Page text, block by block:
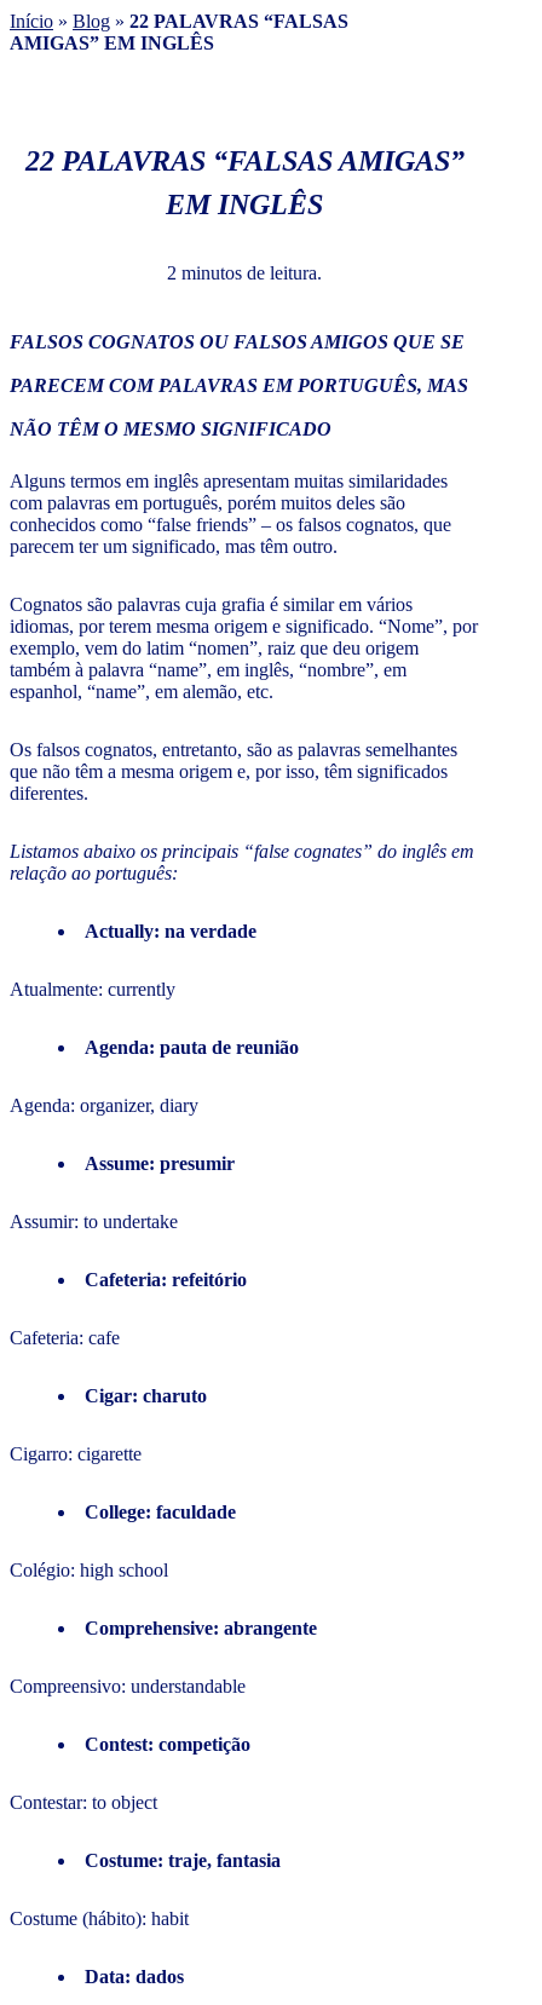
Início » Blog » 22 PALAVRAS “FALSAS
AMIGAS” EM INGLÊS
22 PALAVRAS “FALSAS AMIGAS”
EM INGLÊS
2 minutos de leitura.
FALSOS COGNATOS OU FALSOS AMIGOS QUE SE
PARECEM COM PALAVRAS EM PORTUGUÊS, MAS
NÃO TÊM O MESMO SIGNIFICADO
Alguns termos em inglês apresentam muitas similaridades
com palavras em português, porém muitos deles são
conhecidos como “false friends” – os falsos cognatos, que
parecem ter um significado, mas têm outro.
Cognatos são palavras cuja grafia é similar em vários
idiomas, por terem mesma origem e significado. “Nome”, por
exemplo, vem do latim “nomen”, raiz que deu origem
também à palavra “name”, em inglês, “nombre”, em
espanhol, “name”, em alemão, etc.
Os falsos cognatos, entretanto, são as palavras semelhantes
que não têm a mesma origem e, por isso, têm significados
diferentes.
Listamos abaixo os principais “false cognates” do inglês em
relação ao português:
Actually: na verdade
Atualmente: currently
Agenda: pauta de reunião
Agenda: organizer, diary
Assume: presumir
Assumir: to undertake
Cafeteria: refeitório
Cafeteria: cafe
Cigar: charuto
Cigarro: cigarette
College: faculdade
Colégio: high school
Comprehensive: abrangente
Compreensivo: understandable
Contest: competição
Contestar: to object
Costume: traje, fantasia
Costume (hábito): habit
Data: dados